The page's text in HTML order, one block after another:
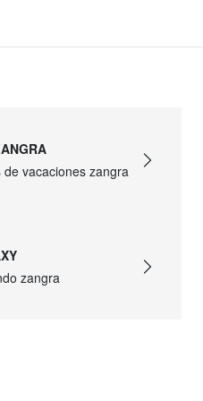
vacaciones zangra
zangra